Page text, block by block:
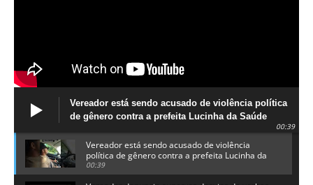
Vereador está sendo acusado de violência política
de gênero contra a prefeita Lucinha da Saúde
00:39
Vereador está sendo acusado de violência
política de gênero contra a prefeita Lucinha da
Saúde
00:39